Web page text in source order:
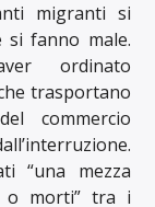
migranti si
si fanno male.
ordinato
trasportano
commercio
“una mezza
o morti” tra i